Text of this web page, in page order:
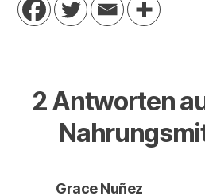
2 Antworten
Grace Nuñezsagt: